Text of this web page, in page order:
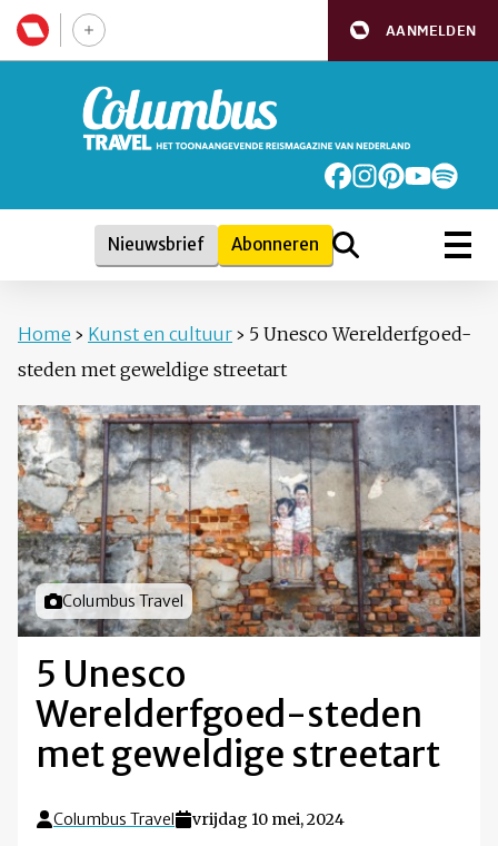
AANMELDEN
Nieuwsbrief Abonneren
Home › Kunst en cultuur › 5 Unesco Werelderfgoed-
steden met geweldige streetart
Foto door
Columbus Travel
5 Unesco
Werelderfgoed-steden
met geweldige streetart
Columbus Travel
vrijdag 10 mei, 2024